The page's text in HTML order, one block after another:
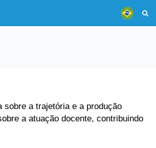
a trajetória e a produção
a atuação docente, contribuindo